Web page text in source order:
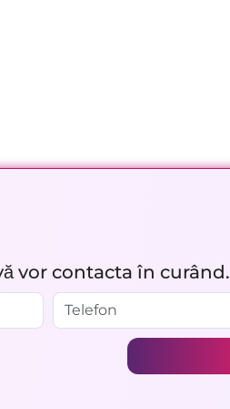
vor contacta în curând.